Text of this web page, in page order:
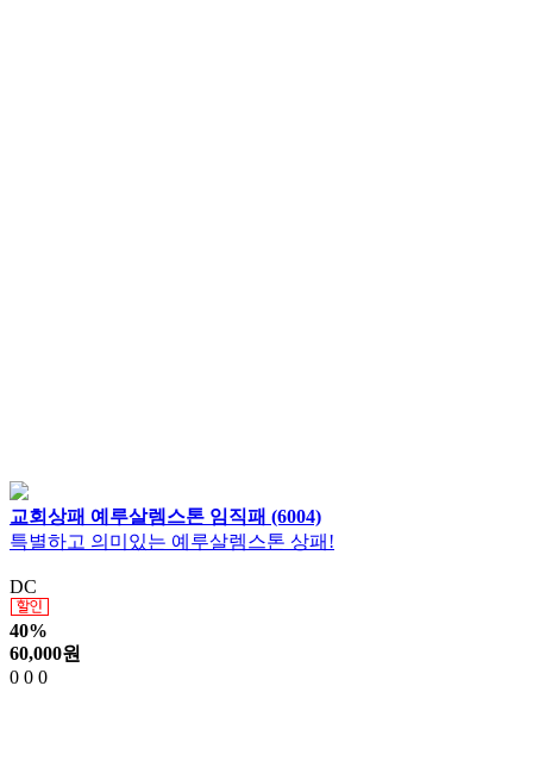
교회상패 예루살렘스톤 임직패 (6004)
특별하고 의미있는 예루살렘스톤 상패!
DC
40%
60,000원
0 0 0